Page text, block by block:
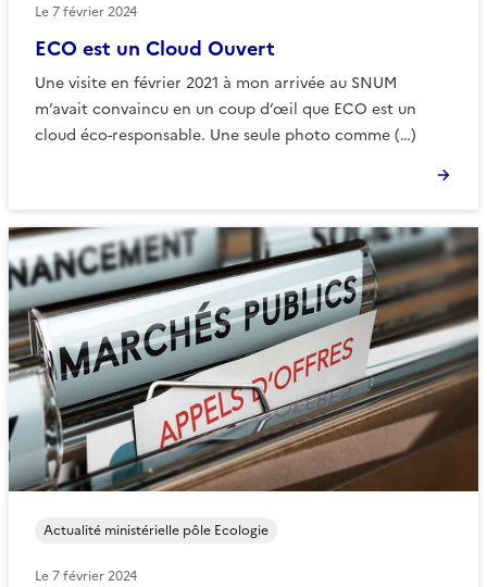
ECO est un Cloud Ouvert
Une visite en février 2021 à mon arrivée au SNUM
m’avait convaincu en un coup d’œil que ECO est un
cloud éco-responsable. Une seule photo comme (…)
Le7 février 2024
Actualité ministérielle pôle Ecologie
Le7 février 2024